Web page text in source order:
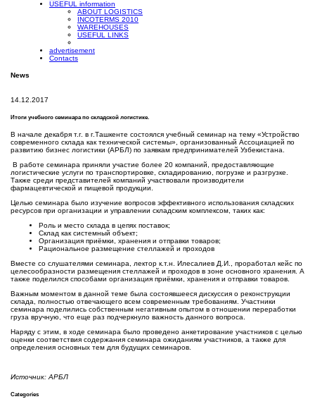
USEFUL information
ABOUT LOGISTICS
INCOTERMS 2010
WAREHOUSES
USEFUL LINKS
advertisement
Contacts
News
14.12.2017
Итоги учебного семинара по складской логистике.
В начале декабря т.г. в г.Ташкенте состоялся учебный семинар на тему «Устройство
современного склада как технической системы», организованный Ассоциацией по
развитию бизнес логистики (АРБЛ) по заявкам предпринимателей Узбекистана.
В работе семинара приняли участие более 20 компаний, предоставляющие
логистические услуги по транспортировке, складированию, погрузке и разгрузке.
Также среди представителей компаний участвовали производители
фармацевтической и пищевой продукции.
Целью семинара было изучение вопросов эффективного использования складских
ресурсов при организации и управлении складским комплексом, таких как:
Роль и место склада в цепях поставок;
Склад как системный объект;
Организация приёмки, хранения и отправки товаров;
Рациональное размещение стеллажей и проходов
Вместе со слушателями семинара, лектор к.т.н. Илесалиев Д.И., проработал кейс по
целесообразности размещения стеллажей и проходов в зоне основного хранения. А
также поделился способами организация приёмки, хранения и отправки товаров.
Важным моментом в данной теме была состоявшееся дискуссия о реконструкции
склада, полностью отвечающего всем современным требованиям. Участники
семинара поделились собственным негативным опытом в отношении переработки
груза вручную, что еще раз подчеркнуло важность данного вопроса.
Наряду с этим, в ходе семинара было проведено анкетирование участников с целью
оценки соответствия содержания семинара ожиданиям участников, а также для
определения основных тем для будущих семинаров.
Источник: АРБЛ
Categories